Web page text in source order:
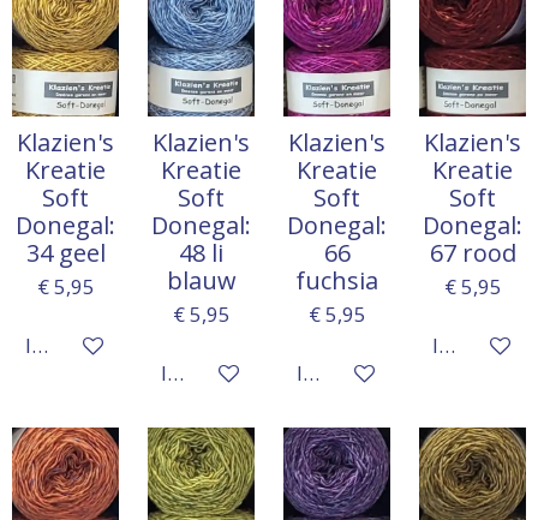
Klazien's
Kreatie
Soft
Donegal:
34 geel
€ 5,95
In winkelwagen
Klazien's
Kreatie
Soft
Donegal:
48 li
blauw
€ 5,95
In winkelwagen
Klazien's
Kreatie
Soft
Donegal:
66
fuchsia
€ 5,95
In winkelwagen
Klazien's
Kreatie
Soft
Donegal:
67 rood
€ 5,95
In